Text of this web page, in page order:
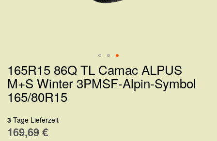
Zum
Anfang
der
springen
165R15 86Q TL Camac ALPUS
M+S Winter 3PMSF-Alpin-Symbol
165/80R15
3 Tage Lieferzeit
169,69 €